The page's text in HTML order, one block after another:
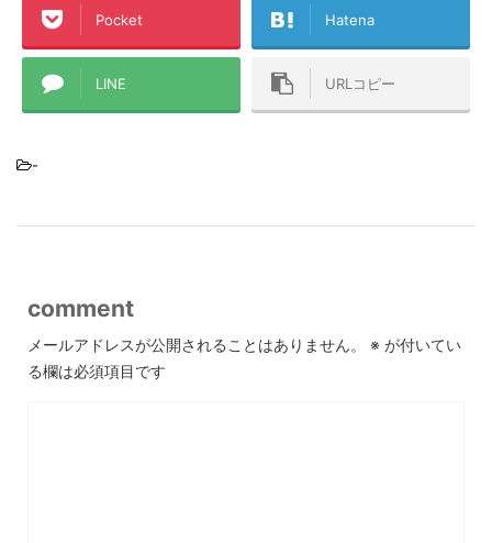
Pocket Hatena
LINE URLコピー
-
comment
メールアドレスが公開されることはありません。 ※ が付いてい
る欄は必須項目です